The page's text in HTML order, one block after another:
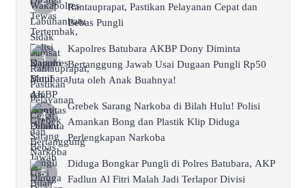
Rantauprapat, Pastikan Pelayanan Cepat dan
Bebas Pungli
Kapolres Batubara AKBP Dony Diminta
Bertanggung Jawab Usai Dugaan Pungli Rp50
Juta oleh Anak Buahnya!
Grebek Sarang Narkoba di Bilah Hulu! Polisi
Amankan Bong dan Plastik Klip Diduga
Perlengkapan Narkoba
Diduga Bongkar Pungli di Polres Batubara, AKP
Fadlun Al Fitri Malah Jadi Terlapor Divisi